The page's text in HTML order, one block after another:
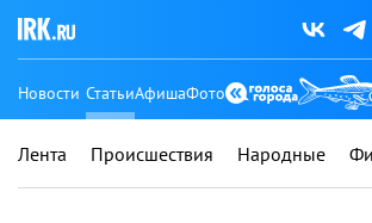
Новости СтатьиАфишаФото
Лента Происшествия Народные